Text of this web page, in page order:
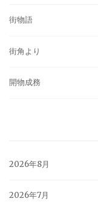
街物語
街角より
開物成務
2026年8月
2026年7月